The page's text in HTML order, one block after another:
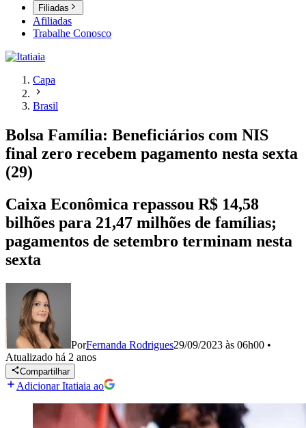
Filiadas
Afiliadas
Trabalhe Conosco
Capa
Brasil
Bolsa Família: Beneficiários com NIS
final zero recebem pagamento nesta sexta
(29)
Caixa Econômica repassou R$ 14,58
bilhões para 21,47 milhões de famílias;
pagamentos de setembro terminam nesta
sexta
PorFernanda Rodrigues29/09/2023 às 06h00 •
Atualizado há 2 anos
Compartilhar
Adicionar Itatiaia ao